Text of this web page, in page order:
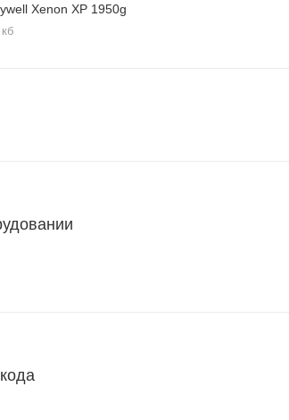
Xenon XP 1950g